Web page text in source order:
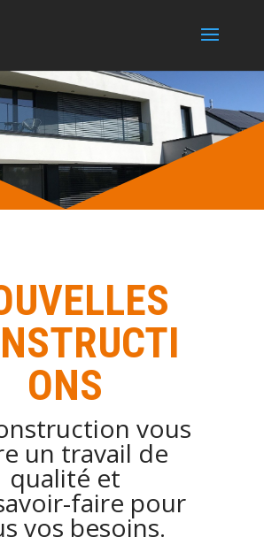
ONS
vous
un travail de
qualité et
faire pour
vos besoins.